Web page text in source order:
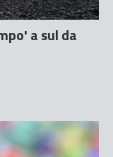
a sul da